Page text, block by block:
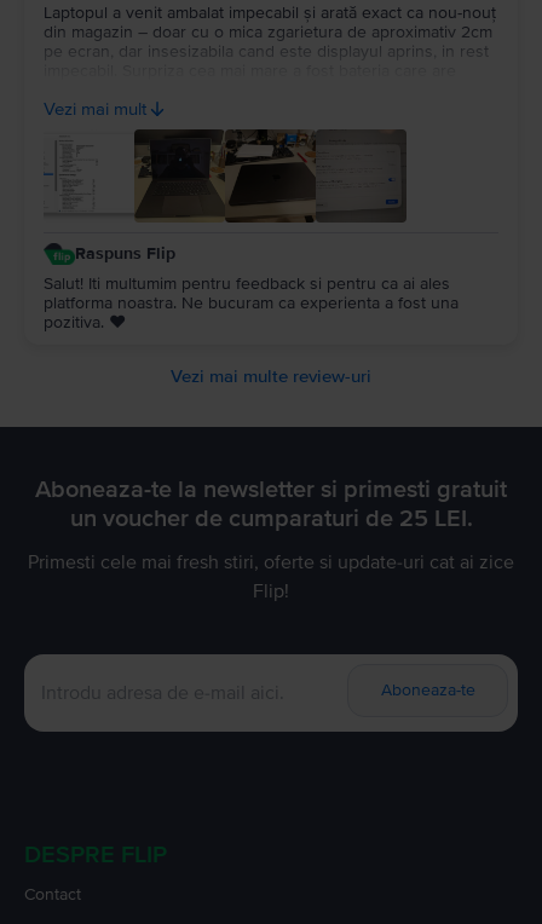
Laptopul a venit ambalat impecabil și arată exact ca nou-nouț
din magazin – doar cu o mica zgarietura de aproximativ 2cm
pe ecran, dar insesizabila cand este displayul aprins, in rest
sufletul, chiar fac treabă serioasă!
Vezi mai mult
Raspuns Flip
Salut! Iti multumim pentru feedback si pentru ca ai ales
platforma noastra. Ne bucuram ca experienta a fost una
pozitiva. ❤️
Vezi mai multe review-uri
Aboneaza-te la newsletter si primesti gratuit
un voucher de cumparaturi de 25 LEI.
Primesti cele mai fresh stiri, oferte si update-uri cat ai zice
Flip!
Aboneaza-te
DESPRE FLIP
Contact